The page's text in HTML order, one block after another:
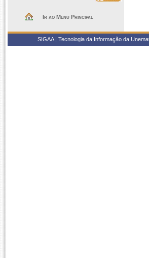
Ir ao Menu Principal
SIGAA | Tecnologia da Informação da